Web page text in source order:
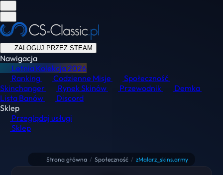
ZALOGUJ PRZEZ STEAM
Nawigacja
Letnia Kolekcja2026
Ranking
Codzienne Misje
Społeczność
Skinchanger
Rynek Skinów Przewodnik
Demka
Lista Banów
Discord
Sklep
Przeglądaj usługi
Sklep
Strona główna / Społeczność / zMalarz_skins.army